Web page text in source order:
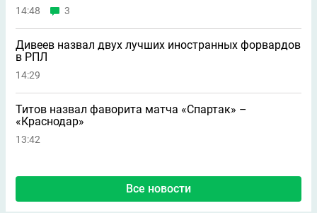
14:48 3
Дивеев назвал двух лучших иностранных форвардов
в РПЛ
14:29
Титов назвал фаворита матча «Спартак» –
«Краснодар»
13:42
Все новости